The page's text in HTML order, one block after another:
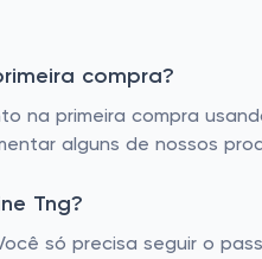
compra?
na primeira compra
alguns de nossos
Tng?
só precisa seguir o